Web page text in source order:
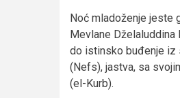
Noć mladoženje jeste
Mevlane Dželaluddina
do istinsko buđenje iz
(Nefs), jastva, sa
(el-Kurb).